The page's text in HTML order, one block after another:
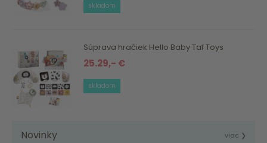
skladom
Súprava hračiek Hello Baby Taf Toys
25.29,- €
skladom
Novinky viac ❯